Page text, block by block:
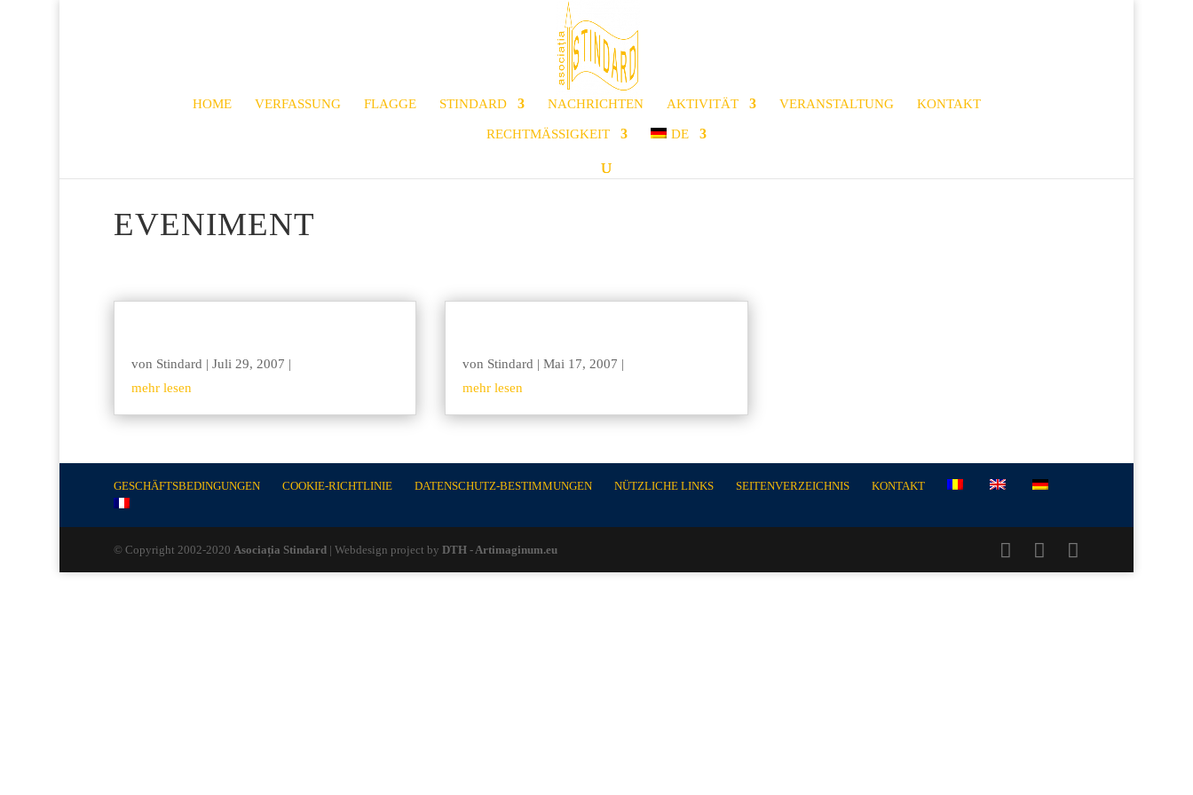
HOME VERFASSUNG FLAGGE STINDARD NACHRICHTEN AKTIVITÄT VERANSTALTUNG KONTAKT
RECHTMÄSSIGKEIT DE
EVENIMENT
von Stindard | Juli 29, 2007 |
mehr lesen
von Stindard |Mai 17, 2007 |
mehr lesen
GESCHÄFTSBEDINGUNGEN COOKIE-RICHTLINIE DATENSCHUTZ-BESTIMMUNGEN NÜTZLICHE LINKS SEITENVERZEICHNIS KONTAKT
© Copyright 2002-2020 Asociația Stindard| Webdesign project by DTH - Artimaginum.eu